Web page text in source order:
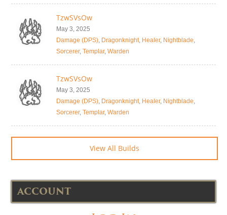
TzwSVsOw
May 3, 2025
Damage (DPS), Dragonknight, Healer, Nightblade,
Sorcerer, Templar, Warden
TzwSVsOw
May 3, 2025
Damage (DPS), Dragonknight, Healer, Nightblade,
Sorcerer, Templar, Warden
View All Builds
ACCOUNT